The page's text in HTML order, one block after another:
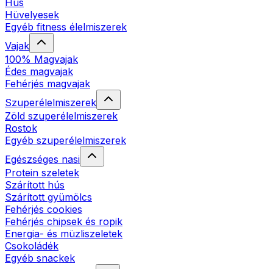
Hús
Hüvelyesek
Egyéb fitness élelmiszerek
Vajak
100% Magvajak
Édes magvajak
Fehérjés magvajak
Szuperélelmiszerek
Zöld szuperélelmiszerek
Rostok
Egyéb szuperélelmiszerek
Egészséges nasi
Protein szeletek
Szárított hús
Szárított gyümölcs
Fehérjés cookies
Fehérjés chipsek és ropik
Energia- és müzliszeletek
Csokoládék
Egyéb snackek